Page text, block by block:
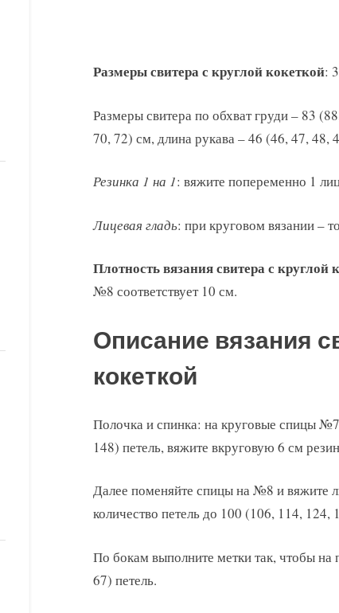
Размеры свитера с круглой кокеткой:
Размеры свитера по обхват груди – 83
70, 72) см, длина рукава – 46 (46, 47, 48,
Резинка 1 на 1: вяжите попеременно 1
Лицевая гладь: при круговом вязании –
Плотность вязания свитера с круглой
№8 соответствует 10 см.
Описание вязания
кокеткой
Полочка и спинка: на круговые спицы
148) петель, вяжите вкруговую 6 см
Далее поменяйте спицы на №8 и вяжите
количество петель до 100 (106, 114, 124,
По бокам выполните метки так, чтобы
67) петель.